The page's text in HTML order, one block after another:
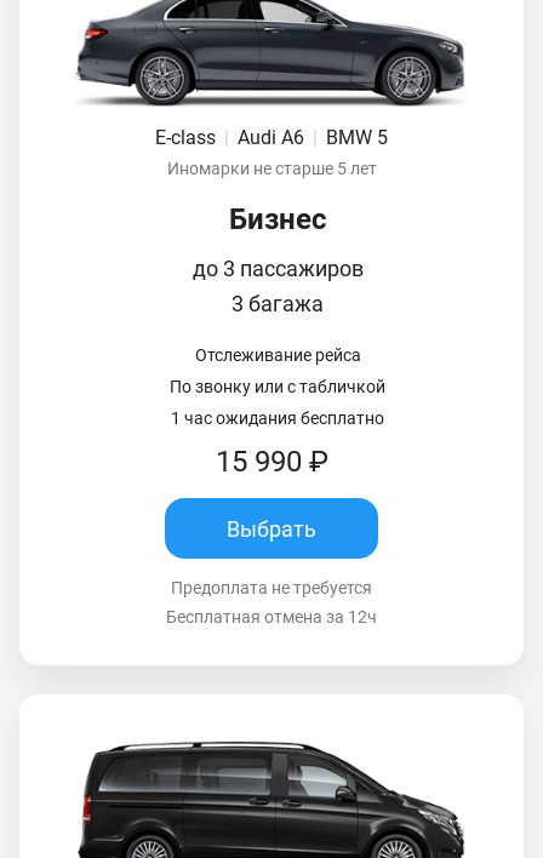
E-class | Audi A6 | BMW 5
Иномарки не старше 5 лет
Бизнес
до 3 пассажиров
3 багажа
Отслеживание рейса
По звонку или с табличкой
1 час ожидания бесплатно
15 990 ₽
Выбрать
Предоплата не требуется
Бесплатная отмена за 12ч